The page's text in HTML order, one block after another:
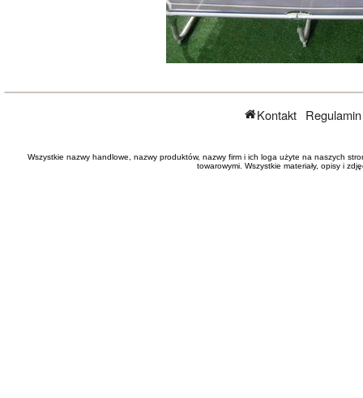
Kontakt
Wszystkie nazwy handlowe, nazwy produktów, nazwy firm i ich loga użyte na naszych
towarowymi. Wszystkie materiały, opisy i